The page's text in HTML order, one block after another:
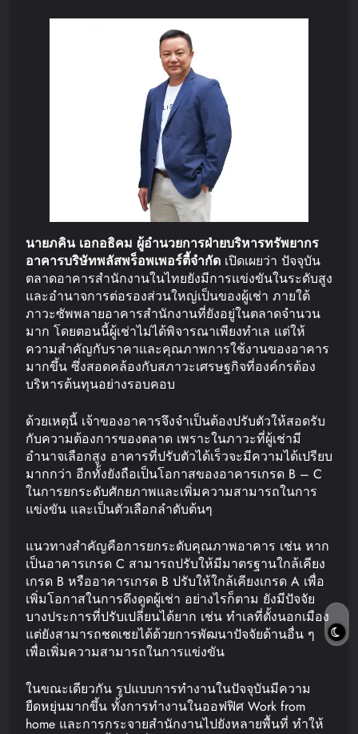
นายภคิน เอกอธิคม ผู้อำนวยการฝ่ายบริหารทรัพยากร
อาคารบริษัทพลัสพร็อพเพอร์ตี้จำกัด เปิดเผยว่า ปัจจุบัน
ตลาดอาคารสำนักงานในไทยยังมีการแข่งขันในระดับสูง
และอำนาจการต่อรองส่วนใหญ่เป็นของผู้เช่า ภายใต้
ภาวะซัพพลายอาคารสำนักงานที่ยังอยู่ในตลาดจำนวน
มาก โดยตอนนี้ผู้เช่าไม่ได้พิจารณาเพียงทำเล แต่ให้
ความสำคัญกับราคาและคุณภาพการใช้งานของอาคาร
มากขึ้น ซึ่งสอดคล้องกับสภาวะเศรษฐกิจที่องค์กรต้อง
บริหารต้นทุนอย่างรอบคอบ
ด้วยเหตุนี้ เจ้าของอาคารจึงจำเป็นต้องปรับตัวให้สอดรับ
กับความต้องการของตลาด เพราะในภาวะที่ผู้เช่ามี
อำนาจเลือกสูง อาคารที่ปรับตัวได้เร็วจะมีความได้เปรียบ
มากกว่า อีกทั้งยังถือเป็นโอกาสของอาคารเกรด B – C
ในการยกระดับศักยภาพและเพิ่มความสามารถในการ
แข่งขัน และเป็นตัวเลือกลำดับต้นๆ
แนวทางสำคัญคือการยกระดับคุณภาพอาคาร เช่น หาก
เป็นอาคารเกรด C สามารถปรับให้มีมาตรฐานใกล้เคียง
เกรด B หรืออาคารเกรด B ปรับให้ใกล้เคียงเกรด A เพื่อ
เพิ่มโอกาสในการดึงดูดผู้เช่า อย่างไรก็ตาม ยังมีปัจจัย
บางประการที่ปรับเปลี่ยนได้ยาก เช่น ทำเลที่ตั้งนอกเมือง
แต่ยังสามารถชดเชยได้ด้วยการพัฒนาปัจจัยด้านอื่น ๆ
เพื่อเพิ่มความสามารถในการแข่งขัน
ในขณะเดียวกัน รูปแบบการทำงานในปัจจุบันมีความ
ยืดหยุ่นมากขึ้น ทั้งการทำงานในออฟฟิศ Work from
home และการกระจายสำนักงานไปยังหลายพื้นที่ ทำให้